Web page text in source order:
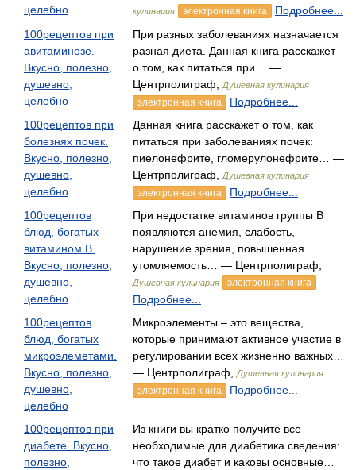
целебно
кулинария
электронная книга
Подробнее...
100рецептов при
авитаминозе.
Вкусно, полезно,
душевно,
целебно
При разных заболеваниях назначается
разная диета. Данная книга расскажет
о том, как питаться при… —
Центрполиграф,
Душевная кулинария
электронная книга
Подробнее...
100рецептов при
болезнях почек.
Вкусно, полезно,
душевно,
целебно
Данная книга расскажет о том, как
питаться при заболеваниях почек:
пиелонефрите, гломерулонефрите… —
Центрполиграф,
Душевная кулинария
электронная книга
Подробнее...
100рецептов
блюд, богатых
витамином В.
Вкусно, полезно,
душевно,
целебно
При недостатке витаминов группы В
появляются анемия, слабость,
нарушение зрения, повышенная
утомляемость… — Центрполиграф,
Душевная кулинария электронная книга
Подробнее...
100рецептов
блюд, богатых
микроэлеметами.
Вкусно, полезно,
душевно,
целебно
Микроэлементы – это вещества,
которые принимают активное участие в
регулировании всех жизненно важных…
— Центрполиграф,
Душевная кулинария
электронная книга Подробнее...
100рецептов при
диабете. Вкусно,
полезно,
Из книги вы кратко получите все
необходимые для диабетика сведения:
что такое диабет и каковы основные…